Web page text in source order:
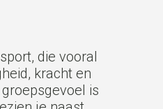
die vooral
kracht en
is